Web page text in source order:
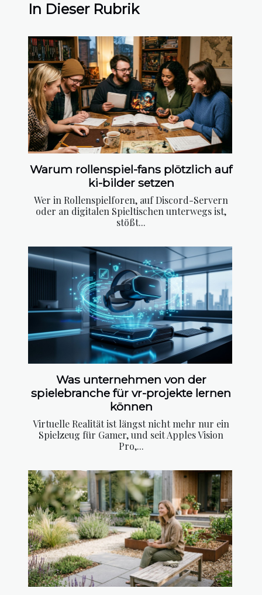
In Dieser Rubrik
Warum rollenspiel-fans plötzlich auf
ki-bilder setzen
Wer in Rollenspielforen, auf Discord-Servern
oder an digitalen Spieltischen unterwegs ist,
stößt...
Was unternehmen von der
spielebranche für vr-projekte lernen
können
Virtuelle Realität ist längst nicht mehr nur ein
Spielzeug für Gamer, und seit Apples Vision
Pro,...